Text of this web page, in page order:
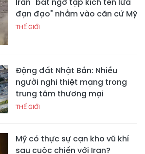
Iran "bất ngờ tập kích tên lửa
đạn đạo" nhằm vào căn cứ Mỹ
THẾ GIỚI
Động đất Nhật Bản: Nhiều
người nghi thiệt mạng trong
trung tâm thương mại
THẾ GIỚI
Mỹ có thực sự cạn kho vũ khí
sau cuộc chiến với Iran?